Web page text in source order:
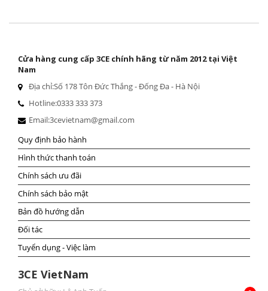
Cửa hàng cung cấp 3CE chính hãng từ năm 2012 tại Việt
Nam
Địa chỉ:Số 178 Tôn Đức Thắng - Đống Đa - Hà Nội
Hotline:0333 333 373
Email:3cevietnam@gmail.com
Quy định bảo hành
Hình thức thanh toán
Chính sách ưu đãi
Chính sách bảo mật
Bản đồ hướng dẫn
Đối tác
Tuyển dụng - Việc làm
3CE VietNam